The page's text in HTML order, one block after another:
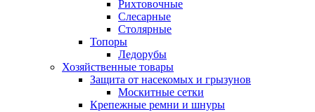
Рихтовочные
Слесарные
Столярные
Топоры
Ледорубы
Хозяйственные товары
Защита от насекомых и грызунов
Москитные сетки
Крепежные ремни и шнуры